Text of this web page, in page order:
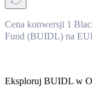
Cena konwersji 1
Fund (BUIDL) na
Eksploruj BUIDL w